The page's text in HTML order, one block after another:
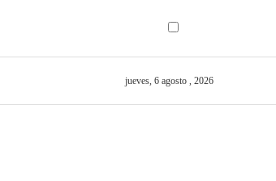
jueves, 6 agosto , 2026